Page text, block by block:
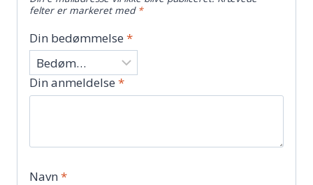
felter er markeret med *
Din bedømmelse *
Din anmeldelse *
Navn *